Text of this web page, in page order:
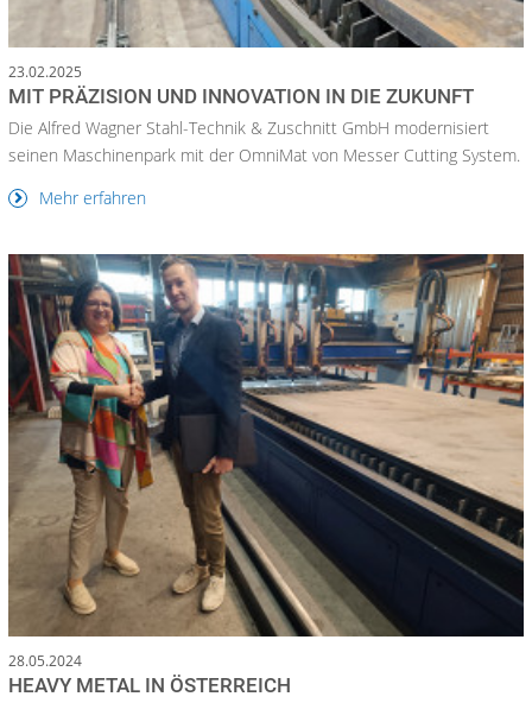
23.02.2025
MIT PRÄZISION UND INNOVATION IN DIE ZUKUNFT
Die Alfred Wagner Stahl-Technik & Zuschnitt GmbH modernisiert
seinen Maschinenpark mit der OmniMat von Messer Cutting System.
Mehr erfahren
28.05.2024
HEAVY METAL IN ÖSTERREICH